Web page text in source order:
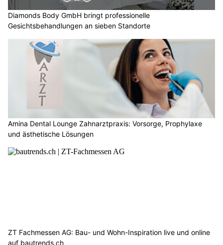
Diamonds Body GmbH bringt professionelle
Gesichtsbehandlungen an sieben Standorte
Amina Dental Lounge Zahnarztpraxis: Vorsorge, Prophylaxe
und ästhetische Lösungen
ZT Fachmessen AG: Bau- und Wohn-Inspiration live und online
auf bautrends.ch